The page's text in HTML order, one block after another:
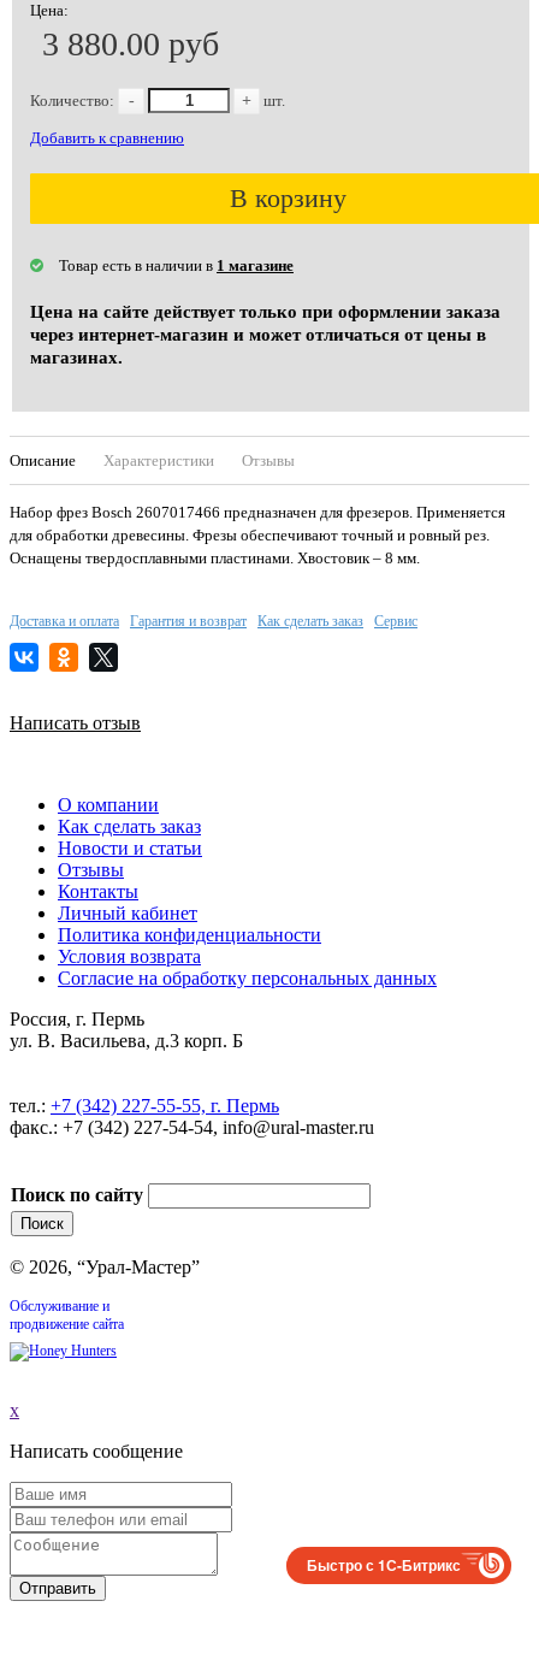
Цена:
3 880.00 руб
Количество: - + шт.
Добавить к сравнению
В корзину
Товар есть в наличии в 1 магазине
Цена на сайте действует только при оформлении заказа
через интернет-магазин и может отличаться от цены в
магазинах.
Описание Характеристики Отзывы
Набор фрез Bosch 2607017466 предназначен для фрезеров. Применяется
для обработки древесины. Фрезы обеспечивают точный и ровный рез.
Оснащены твердосплавными пластинами. Хвостовик – 8 мм.
Доставка и оплата Гарантия и возврат Как сделать заказ Сервис
Написать отзыв
О компании
Как сделать заказ
Новости и статьи
Отзывы
Контакты
Личный кабинет
Политика конфиденциальности
Условия возврата
Согласие на обработку персональных данных
Россия, г. Пермь
ул. В. Васильева, д.3 корп. Б
тел.: +7 (342) 227-55-55, г. Пермь
факс.: +7 (342) 227-54-54, info@ural-master.ru
Поиск по сайту
© 2026, “Урал-Мастер”
Обслуживание и
продвижение сайта
x
Написать сообщение
Отправить
Быстро с 1С-Битрикс